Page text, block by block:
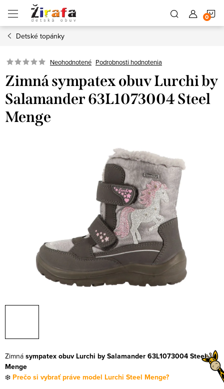
obsah
Detské topánky
Neohodnotené Podrobnosti hodnotenia
Zimná sympatex obuv Lurchi by
Salamander 63L1073004 Steel
Menge
Zimná sympatex obuv Lurchi by Salamander 63L1073004 Steel
Menge
❄️ Prečo si vybrať práve model Lurchi Steel Menge?